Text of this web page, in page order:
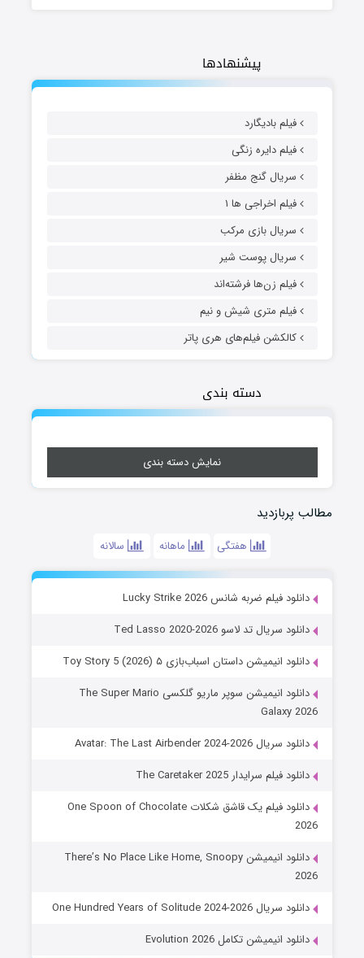
پیشنهادها
فیلم بادیگارد
فیلم دایره زنگی
سریال گنج مظفر
فیلم اخراجی ها ۱
سریال بازی مرکب
سریال پوست شیر
فیلم زن‌ها فرشته‌اند
فیلم متری شیش و نیم
کالکشن فیلم‌های هری پاتر
دسته بندی
نمایش دسته بندی
مطالب پربازدید
هفتگی ماهانه سالانه
دانلود فیلم ضربه شانس Lucky Strike 2026
دانلود سریال تد لاسو Ted Lasso 2020-2026
دانلود انیمیشن داستان اسباب‌بازی ۵ Toy Story 5 (2026)
دانلود انیمیشن سوپر ماریو گلکسی The Super Mario
Galaxy 2026
دانلود سریال Avatar: The Last Airbender 2024-2026
دانلود فیلم سرایدار The Caretaker 2025
دانلود فیلم یک قاشق شکلات One Spoon of Chocolate
2026
دانلود انیمیشن There’s No Place Like Home, Snoopy
2026
دانلود سریال One Hundred Years of Solitude 2024-2026
دانلود انیمیشن تکامل Evolution 2026